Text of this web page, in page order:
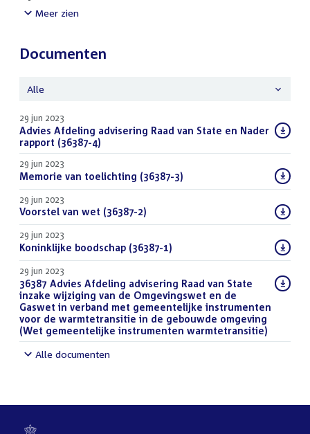
Meer zien
Documenten
Alle
29 jun 2023
Download
bestand:
Advies Afdeling advisering Raad van State en Nader
rapport (36387-4)
29 jun 2023
Download
bestand:
Memorie van toelichting (36387-3)
29 jun 2023
Download
bestand:
Voorstel van wet (36387-2)
29 jun 2023
Download
bestand:
Koninklijke boodschap (36387-1)
29 jun 2023
Download
bestand:
36387 Advies Afdeling advisering Raad van State
inzake wijziging van de Omgevingswet en de
Gaswet in verband met gemeentelijke instrumenten
voor de warmtetransitie in de gebouwde omgeving
(Wet gemeentelijke instrumenten warmtetransitie)
Alle documenten